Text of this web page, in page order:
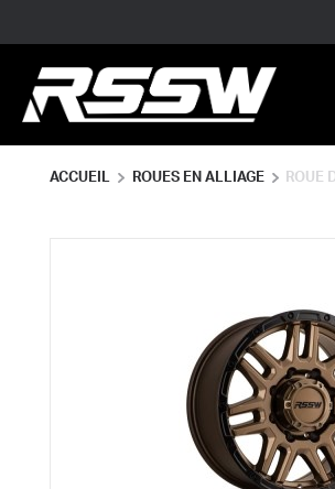
ACCUEIL ROUES EN ALLIAGE ROUE